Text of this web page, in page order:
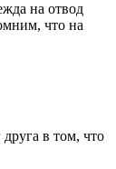
на отвод
что на
в том, что